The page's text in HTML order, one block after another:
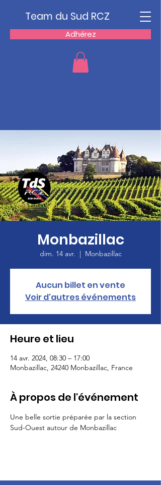
Adhérez
Team du Sud RCZ
Monbazillac
dim. 14 avr.
  |
Monbazillac
Aucun billet en vente
Voir d'autres événements
Heure et lieu
14 avr. 2024, 08:30 – 17:00
Monbazillac, 24240 Monbazillac, France
À propos de l'événement
Une belle sortie préparée par la section
Sud-Ouest autour de Monbazillac